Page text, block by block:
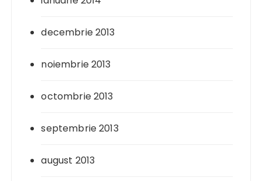
decembrie 2013
noiembrie 2013
octombrie 2013
septembrie 2013
august 2013